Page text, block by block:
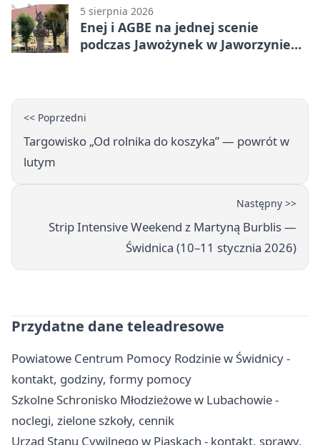
5 sierpnia 2026
Enej i AGBE na jednej scenie
podczas Jawożynek w Jaworzynie
<< Poprzedni
Targowisko „Od rolnika do koszyka” — powrót w
lutym
Następny >>
Strip Intensive Weekend z Martyną Burblis —
Świdnica (10–11 stycznia 2026)
Przydatne dane teleadresowe
Powiatowe Centrum Pomocy Rodzinie w Świdnicy -
kontakt, godziny, formy pomocy
Szkolne Schronisko Młodzieżowe w Lubachowie -
noclegi, zielone szkoły, cennik
Urząd Stanu Cywilnego w Piaskach - kontakt, sprawy,